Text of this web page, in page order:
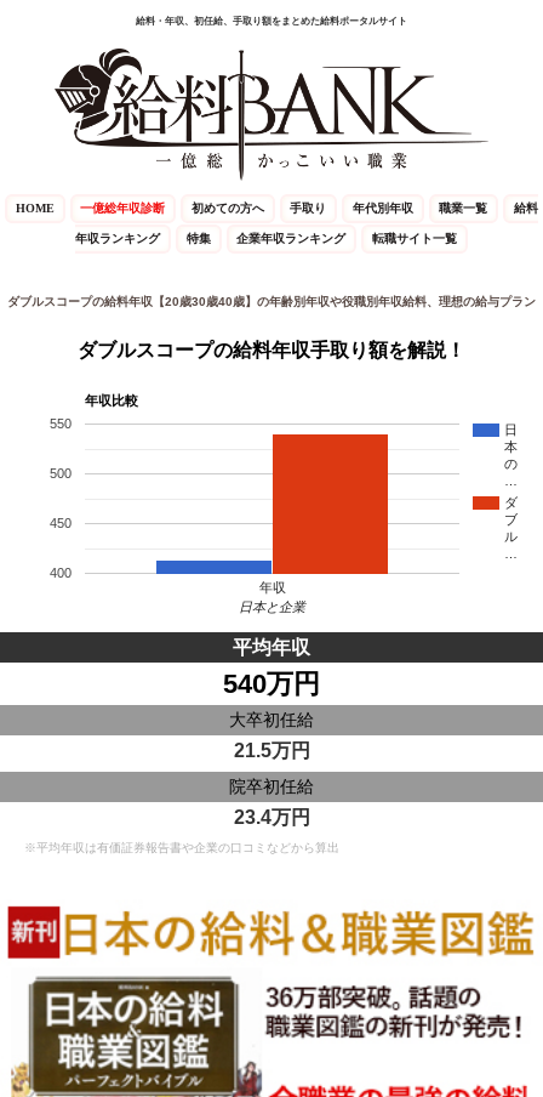
給料・年収、初任給、手取り額をまとめた給料ポータルサイト
HOME 一億総年収診断 初めての方へ 手取り 年代別年収 職業一覧 給料
年収ランキング 特集 企業年収ランキング 転職サイト一覧
ダブルスコープの給料年収【20歳30歳40歳】の年齢別年収や役職別年収給料、理想の給与プラン
ダブルスコープの給料年収手取り額を解説！
年収比較
日
本
の
ダ
ブ
ル
年収
400
450
500
550
日本と企業
平均年収
540万円
大卒初任給
21.5万円
院卒初任給
23.4万円
※平均年収は有価証券報告書や企業の口コミなどから算出